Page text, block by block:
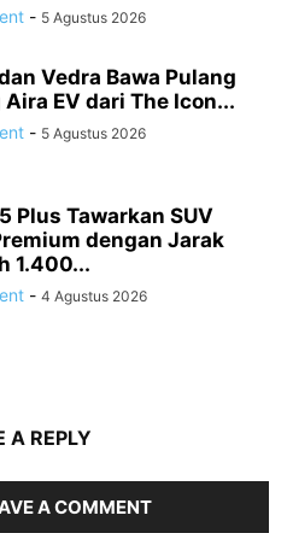
- 5 Agustus 2026
Vedra Bawa Pulang
EV dari The Icon...
- 5 Agustus 2026
Plus Tawarkan SUV
dengan Jarak
1.400...
- 4 Agustus 2026
A REPLY
A COMMENT